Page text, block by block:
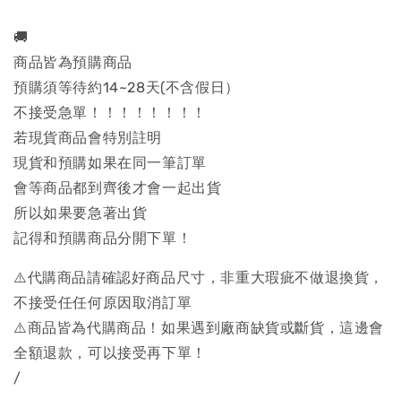
🚚
商品皆為預購商品
預購須等待約14~28天(不含假日）
不接受急單！！！！！！！！
若現貨商品會特別註明
現貨和預購如果在同一筆訂單
會等商品都到齊後才會一起出貨
所以如果要急著出貨
記得和預購商品分開下單！
⚠️代購商品請確認好商品尺寸，非重大瑕疵不做退換貨，
不接受任任何原因取消訂單
⚠️商品皆為代購商品！如果遇到廠商缺貨或斷貨，這邊會
全額退款，可以接受再下單！
/